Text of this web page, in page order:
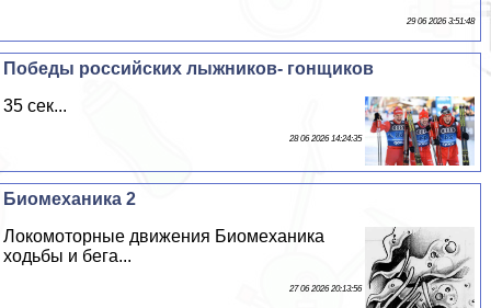
29 06 2026 3:51:48
Победы российских лыжников- гонщиков
35 сек...
28 06 2026 14:24:35
Биомеханика 2
Локомоторные движения Биомеханика
ходьбы и бега...
27 06 2026 20:13:56